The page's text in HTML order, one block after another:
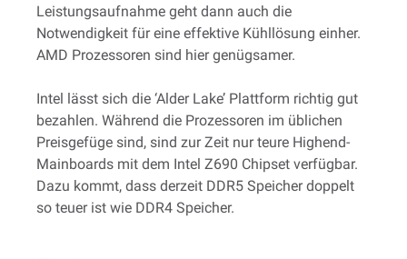
Leistungsaufnahme geht dann auch die
Notwendigkeit für eine effektive Kühllösung einher.
AMD Prozessoren sind hier genügsamer.
Intel lässt sich die ‘Alder Lake’ Plattform richtig gut
bezahlen. Während die Prozessoren im üblichen
Preisgefüge sind, sind zur Zeit nur teure Highend-
Mainboards mit dem Intel Z690 Chipset verfügbar.
Dazu kommt, dass derzeit DDR5 Speicher doppelt
so teuer ist wie DDR4 Speicher.